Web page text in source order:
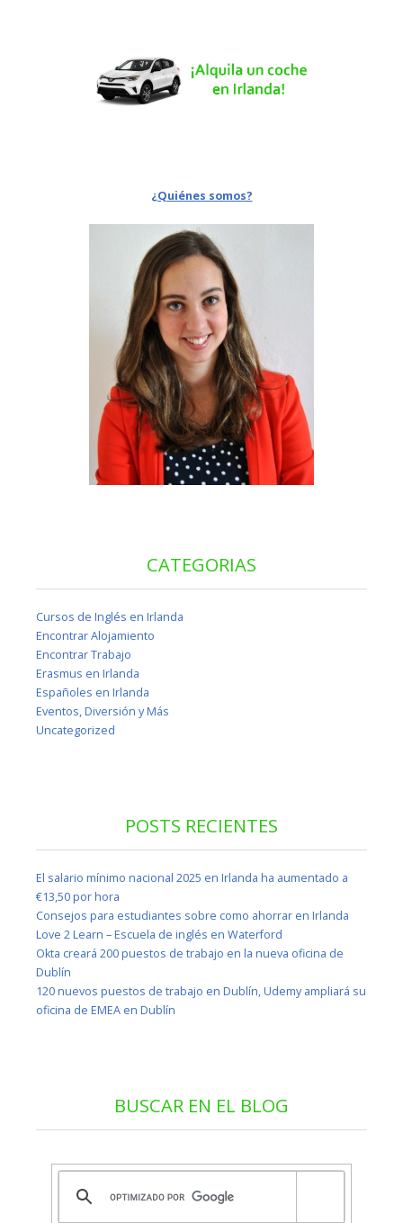
¿Quiénes somos?
CATEGORIAS
Cursos de Inglés en Irlanda
Encontrar Alojamiento
Encontrar Trabajo
Erasmus en Irlanda
Españoles en Irlanda
Eventos, Diversión y Más
Uncategorized
POSTS RECIENTES
El salario mínimo nacional 2025 en Irlanda ha aumentado a
€13,50 por hora
Consejos para estudiantes sobre como ahorrar en Irlanda
Love 2 Learn – Escuela de inglés en Waterford
Okta creará 200 puestos de trabajo en la nueva oficina de
Dublín
120 nuevos puestos de trabajo en Dublín, Udemy ampliará su
oficina de EMEA en Dublín
BUSCAR EN EL BLOG